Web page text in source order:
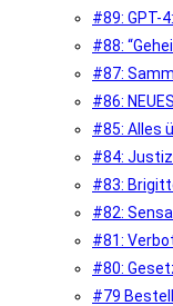
#89: GPT-
#88:
#87:
#86:
#85: Alles
#84:
#83:
#82:
#81:
#80:
#79